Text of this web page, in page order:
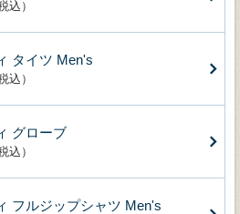
込）
タイツ Men's
込）
グローブ
込）
フルジップシャツ Men's